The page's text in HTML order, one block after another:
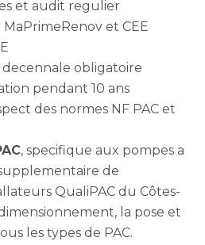
et audit regulier
: MaPrimeRenov et CEE
decennale obligatoire
pendant 10 ans
des normes NF PAC et
, specifique aux pompes a
de
QualiPAC du Côtes-
la pose et
les types de PAC.